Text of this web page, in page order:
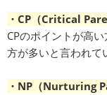
・CP（Critical
CPのポイントが高
方が多いと言われて
・NP（Nurturing